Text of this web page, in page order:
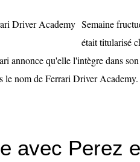
Semaine
était titularisé
annonce qu'elle l'intègre dans
le nom de Ferrari Driver
avec Perez